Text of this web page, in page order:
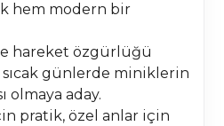
hem modern bir
hareket özgürlüğü
günlerde miniklerin
olmaya aday.
pratik, özel anlar için